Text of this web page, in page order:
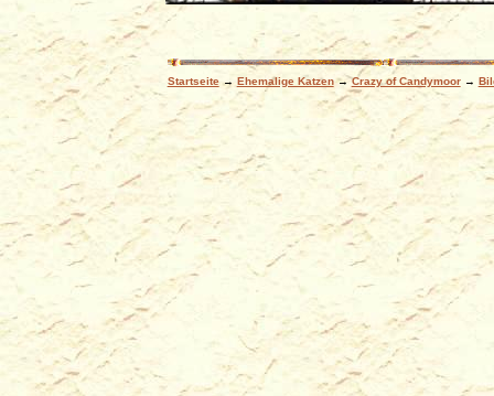
Startseite → Ehemalige Katzen→Crazy of Candymoor→